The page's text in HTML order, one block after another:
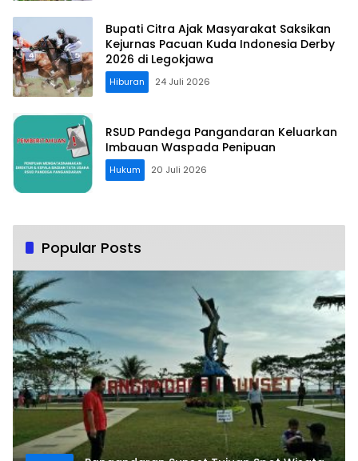
Bupati Citra Ajak Masyarakat Saksikan
Kejurnas Pacuan Kuda Indonesia Derby
2026 di Legokjawa
Hiburan 24 Juli 2026
RSUD Pandega Pangandaran Keluarkan
Imbauan Waspada Penipuan
Hukum 20 Juli 2026
Popular Posts